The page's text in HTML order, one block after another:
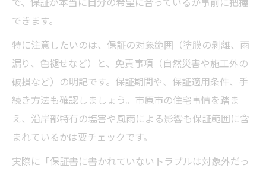
できます。
特に注意したいのは、保証の対象範囲（塗膜の剥離、雨
漏り、色褪せなど）と、免責事項（自然災害や施工外の
破損など）の明記です。保証期間や、保証適用条件、手
続き方法も確認しましょう。市原市の住宅事情を踏ま
え、沿岸部特有の塩害や風雨による影響も保証範囲に含
まれているかは要チェックです。
実際に「保証書に書かれていないトラブルは対象外だっ